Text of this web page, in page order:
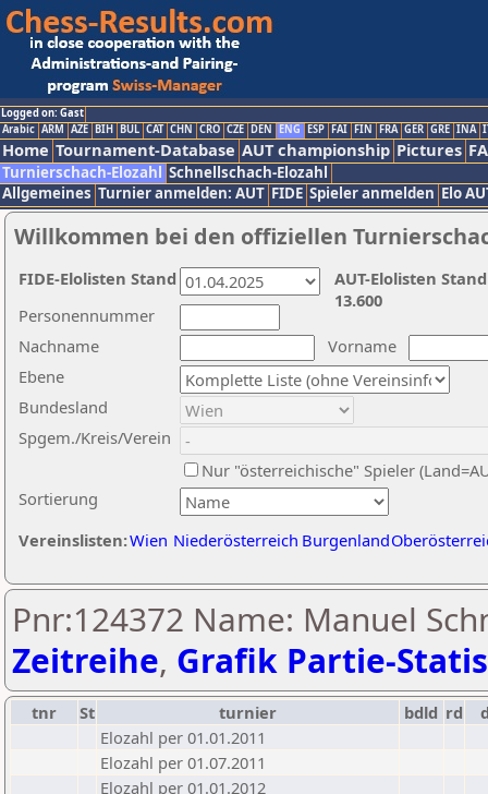
Logged on: Gast
Arabic ARM AZE BIH BUL CAT CHN CRO CZE DEN ENG ESP FAI FIN FRA GER GRE INA
Home Tournament-Database AUT championship Pictures
Turnierschach-Elozahl Schnellschach-Elozahl
Allgemeines Turnier anmelden: AUT FIDE Spieler anmelden Elo
Willkommen bei den offiziellen
Nachname
Vorname
Ebene
Sortierung
Personennummer
Bundesland
Spgem./Kreis/Verein
Nur "österreichische" Spieler
Vereinslisten:Wien Niederösterreich Burgenland
AUT-Elolisten
13.600
FIDE-Elolisten Stand
Pnr:124372 Name: Manuel
Zeitreihe, Grafik Partie-
tnr St turnier bdld rd
Elozahl per 01.01.2011
Elozahl per 01.07.2011
Elozahl per 01.01.2012